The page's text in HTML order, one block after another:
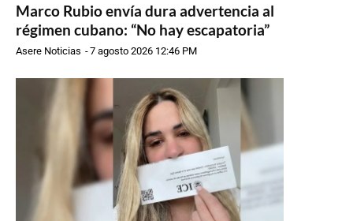
Marco Rubio envía dura advertencia al
régimen cubano: “No hay escapatoria”
Asere Noticias -7 agosto 2026 12:46 PM